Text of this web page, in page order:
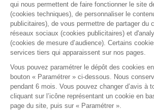
NOTRE SOCIÉTÉ
AVIS
CLIENTS
10/10
Efficace
voir plus